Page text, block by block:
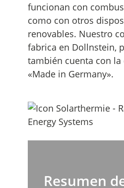
funcionan con
como con otros
renovables. Nuestro
fabrica en Dollnstein,
también cuenta con
«Made in Germany».
Resumen